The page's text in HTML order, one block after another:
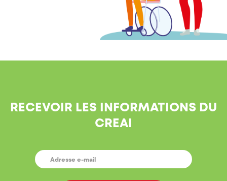
RECEVOIR LES INFORMATIONS DU
CREAI
E-
MAIL *